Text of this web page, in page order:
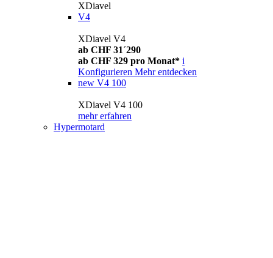
XDiavel
V4
XDiavel V4
ab CHF 31´290
ab CHF 329 pro Monat* i
Konfigurieren Mehr entdecken
new V4 100
XDiavel V4 100
mehr erfahren
Hypermotard